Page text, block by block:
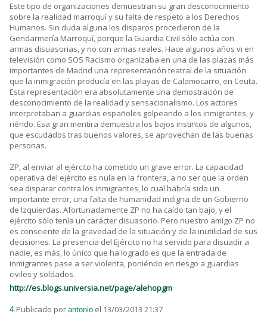
Este tipo de organizaciones demuestran su gran desconocimiento
sobre la realidad marroquí y su falta de respeto a los Derechos
Humanos. Sin duda alguna los disparos procedieron de la
Gendarmería Marroquí, porque la Guardia Civil sólo actúa con
armas disuasorias, y no con armas reales. Hace algunos años vi en
televisión como SOS Racismo organizaba en una de las plazas más
importantes de Madrid una representación teatral de la situación
que la inmigración producía en las playas de Calamocarro, en Ceuta.
Esta representación era absolutamente una demostración de
desconocimiento de la realidad y sensacionalismo. Los actores
interpretaban a guardias españoles golpeando a los inmigrantes, y
riéndo. Esa gran mentira demuestra los bajos instintos de algunos,
que escudados tras buenos valores, se aprovechan de las buenas
personas.
ZP, al enviar al ejército ha cometido un grave error. La capacidad
operativa del ejército es nula en la frontera, a no ser que la orden
sea disparar contra los inmigrantes, lo cual habría sido un
importante error, una falta de humanidad indigna de un Gobierno
de Izquierdas. Afortunadamente ZP no ha caído tan bajo, y el
ejército sólo tenía un carácter disuasorio. Pero nuestro amigo ZP no
es consciente de la gravedad de la situación y de la inutilidad de sus
decisiones. La presencia del Ejército no ha servido para disuadir a
nadie, es más, lo único que ha logrado es que la entrada de
inmigrantes pase a ser violenta, poniéndo en riesgo a guardias
civiles y soldados.
http://es.blogs.universia.net/page/alehopgm
4.Publicado por antonio el 13/03/2013 21:37